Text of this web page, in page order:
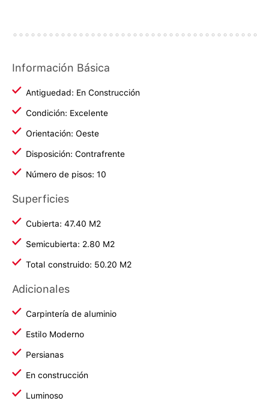
Información Básica
Antiguedad: En Construcción
Condición: Excelente
Orientación: Oeste
Disposición: Contrafrente
Número de pisos: 10
Superficies
Cubierta: 47.40 M2
Semicubierta: 2.80 M2
Total construido: 50.20 M2
Adicionales
Carpintería de aluminio
Estilo Moderno
Persianas
En construcción
Luminoso